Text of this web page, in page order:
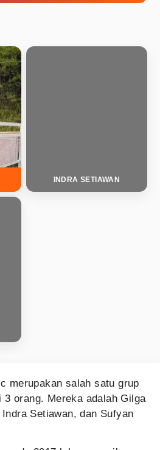
INDRA SETIAWAN
merupakan salah satu grup
3 orang. Mereka adalah Gilga
Setiawan, dan Sufyan